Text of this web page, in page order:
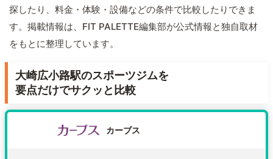
探したり、料金・体験・設備などの条件で比較したりできま
す。掲載情報は、FIT PALETTE編集部が公式情報と独自取材
をもとに整理しています。
大崎広小路駅のスポーツジムを
要点だけでサクッと比較
カーブス